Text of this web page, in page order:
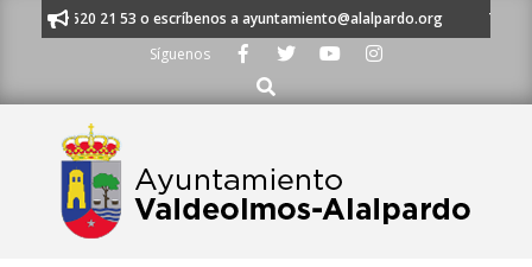
al 91 620 21 53 o escríbenos a ayuntamiento@alalpardo.org
TE
Síguenos
Buscar